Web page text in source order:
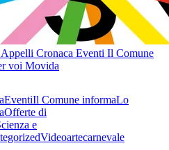
Appelli Cronaca Eventi Il Comune
voi Movida
EventiIl Comune informaLo
Offerte di
e
Videoartecarnevale